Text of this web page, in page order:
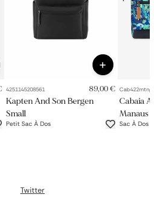
4251145208561 89,00 €
Kapten And Son Bergen
Small
Petit Sac À Dos
Cab422mtng
Cabaia
Manaus
Sac À Dos
Twitter